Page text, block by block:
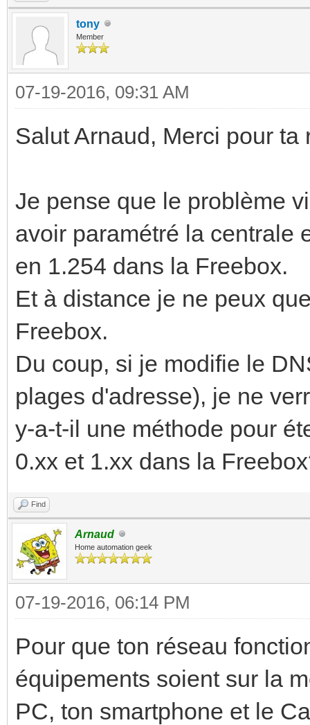
tony
Member
07-19-2016, 09:31 AM
Salut Arnaud, Merci pour ta
Je pense que le problème
avoir paramétré la centrale
en 1.254 dans la Freebox.
Et à distance je ne peux
Freebox.
Du coup, si je modifie le
plages d'adresse), je ne
y-a-t-il une méthode pour
0.xx et 1.xx dans la
Find
Arnaud
Home automation geek
07-19-2016, 06:14 PM
Pour que ton réseau
équipements soient sur la
PC, ton smartphone et le